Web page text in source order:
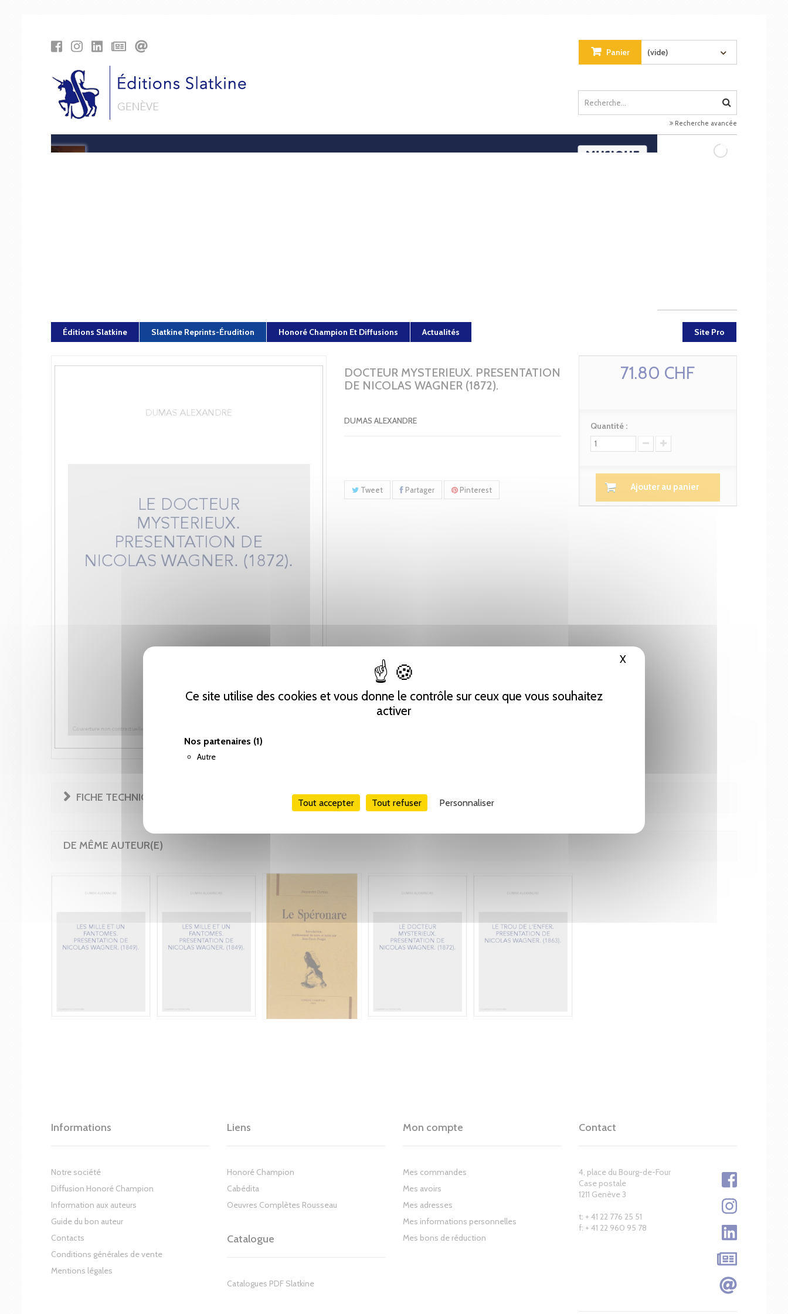
Ce site utilise des cookies et vous donne le contrôle sur ceux que vous souhaitez
activer
Nos partenaires (1)
Autre
Tout accepter Tout refuser Personnaliser
X Masquer le bandeau des cookies
Panier (vide)
Recherche avancée
Éditions Slatkine Slatkine Reprints-Érudition Honoré Champion Et Diffusions Actualités Site Pro
DOCTEUR MYSTERIEUX. PRESENTATION
DE NICOLAS WAGNER (1872).
DUMAS ALEXANDRE
Tweet Partager Pinterest
71.80 CHF
Quantité :
Ajouter au panier
FICHE TECHNIQUE
DE MÊME AUTEUR(E)
Informations
Notre société
Diffusion Honoré Champion
Information aux auteurs
Guide du bon auteur
Contacts
Conditions générales de vente
Mentions légales
Liens
Honoré Champion
Cabédita
Oeuvres Complètes Rousseau
Catalogue
Catalogues PDF Slatkine
Mon compte
Mes commandes
Mes avoirs
Mes adresses
Mes informations personnelles
Mes bons de réduction
Contact
4, place du Bourg-de-Four
Case postale
1211 Genève 3
t: + 41 22 776 25 51
f: + 41 22 960 95 78